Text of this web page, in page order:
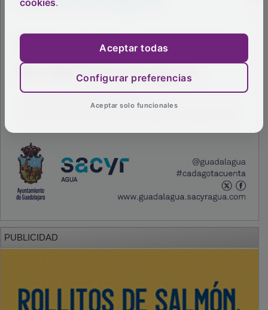
PUBLICIDAD
cookies.
Aceptar todas
Configurar preferencias
Aceptar solo funcionales